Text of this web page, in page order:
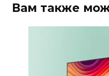
Вам также